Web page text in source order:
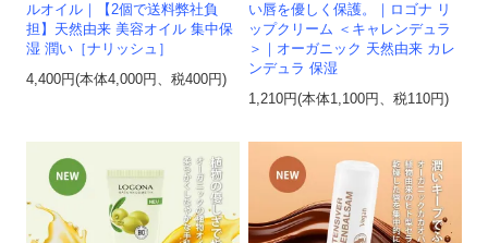
ルオイル｜【2個で送料弊社負
担】天然由来 美容オイル 集中保
湿 潤い［ナリッシュ］
4,400円(本体4,000円、税400円)
い唇を優しく保護。｜ロゴナ リ
ップクリーム ＜キャレンデュラ
＞｜オーガニック 天然由来 カレ
ンデュラ 保湿
1,210円(本体1,100円、税110円)